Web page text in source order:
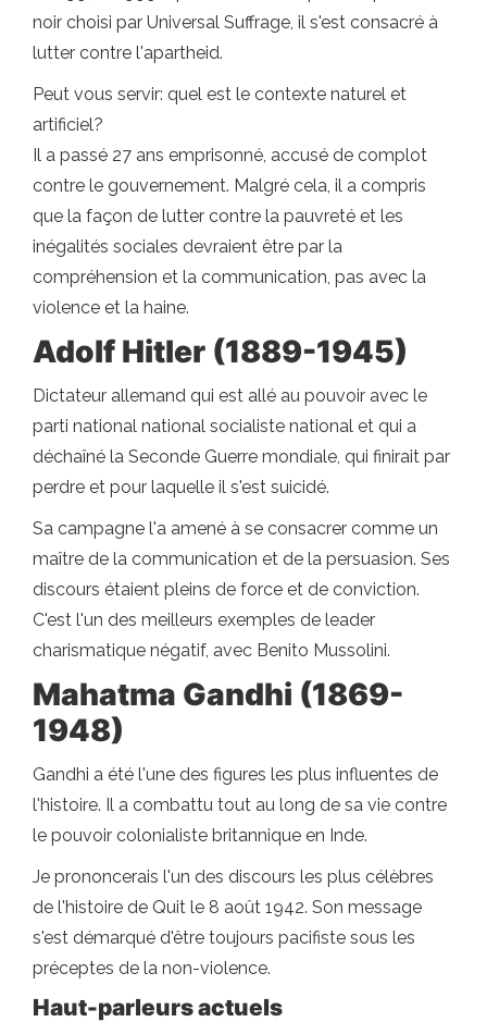
noir choisi par Universal Suffrage, il s'est consacré à
lutter contre l'apartheid.
Peut vous servir: quel est le contexte naturel et
artificiel?
Il a passé 27 ans emprisonné, accusé de complot
contre le gouvernement. Malgré cela, il a compris
que la façon de lutter contre la pauvreté et les
inégalités sociales devraient être par la
compréhension et la communication, pas avec la
violence et la haine.
Adolf Hitler (1889-1945)
Dictateur allemand qui est allé au pouvoir avec le
parti national national socialiste national et qui a
déchaîné la Seconde Guerre mondiale, qui finirait par
perdre et pour laquelle il s'est suicidé.
Sa campagne l'a amené à se consacrer comme un
maître de la communication et de la persuasion. Ses
discours étaient pleins de force et de conviction.
C'est l'un des meilleurs exemples de leader
charismatique négatif, avec Benito Mussolini.
Mahatma Gandhi (1869-
1948)
Gandhi a été l'une des figures les plus influentes de
l'histoire. Il a combattu tout au long de sa vie contre
le pouvoir colonialiste britannique en Inde.
Je prononcerais l'un des discours les plus célèbres
de l'histoire de Quit le 8 août 1942. Son message
s'est démarqué d'être toujours pacifiste sous les
préceptes de la non-violence.
Haut-parleurs actuels